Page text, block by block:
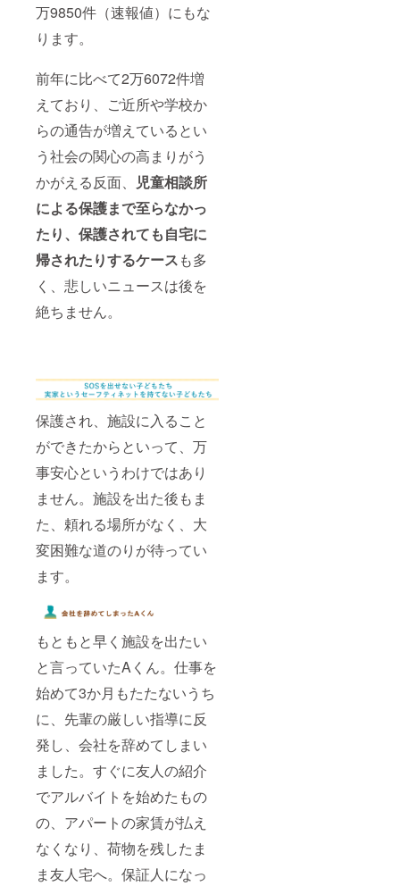
万9850件（速報値）にもな
ります。
前年に比べて2万6072件増
えており、ご近所や学校か
らの通告が増えているとい
う社会の関心の高まりがう
かがえる反面、 児童相談所
による保護まで至らなかっ
たり、保護されても自宅に
帰されたりするケースも多
く、悲しいニュースは後を
絶ちません。
保護され、施設に入ること
ができたからといって、万
事安心というわけではあり
ません。施設を出た後もま
た、頼れる場所がなく、大
変困難な道のりが待ってい
ます。
もともと早く施設を出たい
と言っていたAくん。仕事を
始めて3か月もたたないうち
に、先輩の厳しい指導に反
発し、会社を辞めてしまい
ました。すぐに友人の紹介
でアルバイトを始めたもの
の、アパートの家賃が払え
なくなり、荷物を残したま
ま友人宅へ。保証人になっ